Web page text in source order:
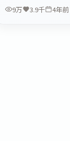
9万 3.9千 4年前